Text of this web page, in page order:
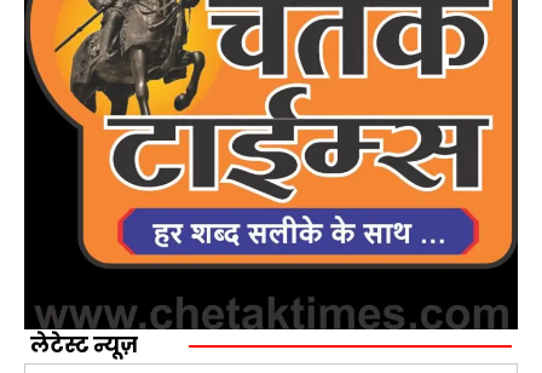
लेटेस्ट न्यूज़